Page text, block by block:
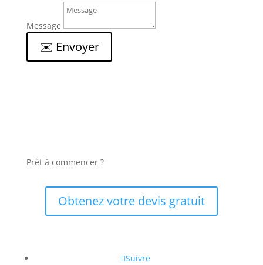
Message
✉️ Envoyer
Prêt à commencer ?
Obtenez votre devis gratuit
Suivre